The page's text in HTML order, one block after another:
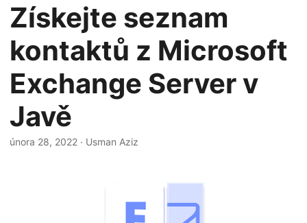
n
a
v
g
a
c
i
Získejte seznam
kontaktů z Microsoft
Exchange Server v
Javě
února 28, 2022 · Usman Aziz